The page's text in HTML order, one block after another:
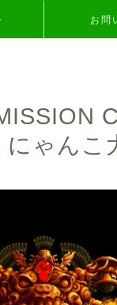
お問
ゃんこ